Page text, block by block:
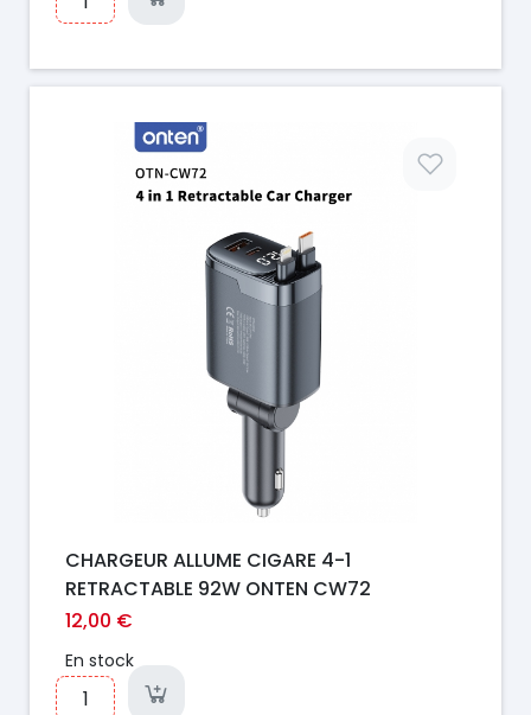
CHARGEUR ALLUME CIGARE 4-1
RETRACTABLE 92W ONTEN CW72
12,00 €
En stock